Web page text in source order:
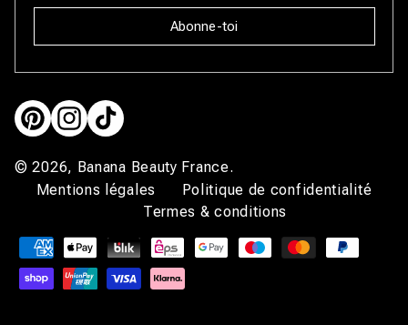
Abonne-toi
PinterestInstagramTikTok
Moyens
de
paiement
© 2026, Banana Beauty France.
Mentions légales
Politique de confidentialité
Termes & conditions